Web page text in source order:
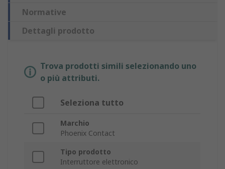
Normative
Dettagli prodotto
Trova prodotti simili selezionando uno
o più attributi.
Seleziona tutto
Marchio
Phoenix Contact
Tipo prodotto
Interruttore elettronico